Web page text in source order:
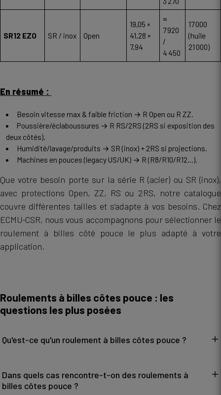
SR12 EZO SR / inox Open
19,05 ×
41,28 ×
7,94
≈
7 920
/
4 450
17 000
(huile
21 000)
En résumé :
Besoin vitesse max & faible friction → R Open ou R ZZ.
Poussière/éclaboussures → R RS/2RS (2RS si exposition des
deux côtés).
Humidité/lavage/produits → SR (inox) + 2RS si projections.
Machines en pouces (legacy US/UK) → R (R8/R10/R12…).
Que votre besoin porte sur la série R (acier) ou SR (inox),
avec protections Open, ZZ, RS ou 2RS, notre catalogue
couvre différentes tailles et s’adapte à vos besoins. Chez
ECMU‑CSR, nous vous accompagnons pour sélectionner le
roulement à billes côté pouce le plus adapté à votre
application.
Roulements à billes côtes pouce : les
questions les plus posées
Qu'est-ce qu'un roulement à billes côtes pouce ?
Dans quels cas rencontre-t-on des roulements à
billes côtes pouce ?